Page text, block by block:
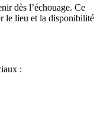
dès l’échouage. Ce
le lieu et la disponibilité
: